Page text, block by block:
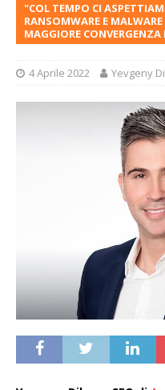
"COL TEMPO CI
RANSOMWARE E
MAGGIORE
4 Aprile 2022 Yevgeny